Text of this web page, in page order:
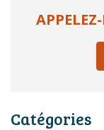
Catégories